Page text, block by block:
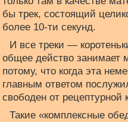
бы трек, состоящий
более 10-ти секунд.
И все треки —
общее действо занимает
потому, что когда эта
главным ответом
свободен от
Такие «комплексные